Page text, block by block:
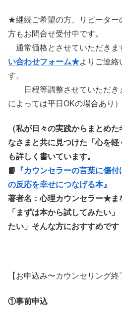
★継続ご希望の方、リピーター
方もお問合せ受付中です。
通常価格とさせていただきま
い合わせフォーム★よりご連絡
す。
日程等調整させていただき
によっては平日OKの場合あり）
（私が日々の実践からまとめ
なさまと共に見つけた「心を
も詳しく書いています。
📘
『カウンセラーの言葉に傷
の反応を幸せにつなげる本』
著者名：心理カウンセラー★
「まずは本から試してみたい
たい」そんな方におすすめです
【お申込み〜カウンセリング終
①事前申込